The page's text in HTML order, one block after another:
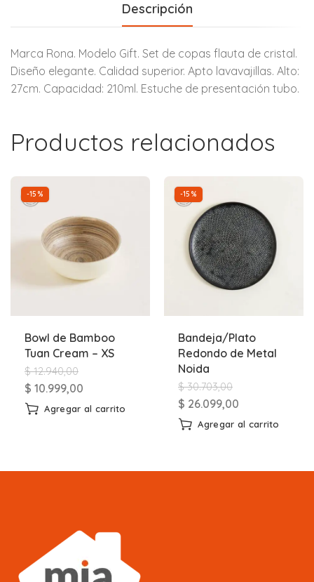
Descripción
Marca Rona. Modelo Gift. Set de copas flauta de cristal.
Diseño elegante. Calidad superior. Apto lavavajillas. Alto:
27cm. Capacidad: 210ml. Estuche de presentación tubo.
Productos relacionados
-15%
Bowl de Bamboo
Tuan Cream – XS
$12.940,00
$ 10.999,00
Agregar al carrito
-15%
Bandeja/Plato
Redondo de Metal
Noida
$30.703,00
$ 26.099,00
Agregar al carrito